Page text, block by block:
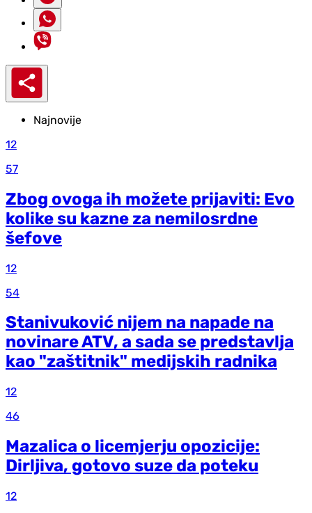
Najnovije
12
57
Zbog ovoga ih možete prijaviti: Evo
kolike su kazne za nemilosrdne
šefove
12
54
Stanivuković nijem na napade na
novinare ATV, a sada se predstavlja
kao "zaštitnik" medijskih radnika
12
46
Mazalica o licemjerju opozicije:
Dirljiva, gotovo suze da poteku
12